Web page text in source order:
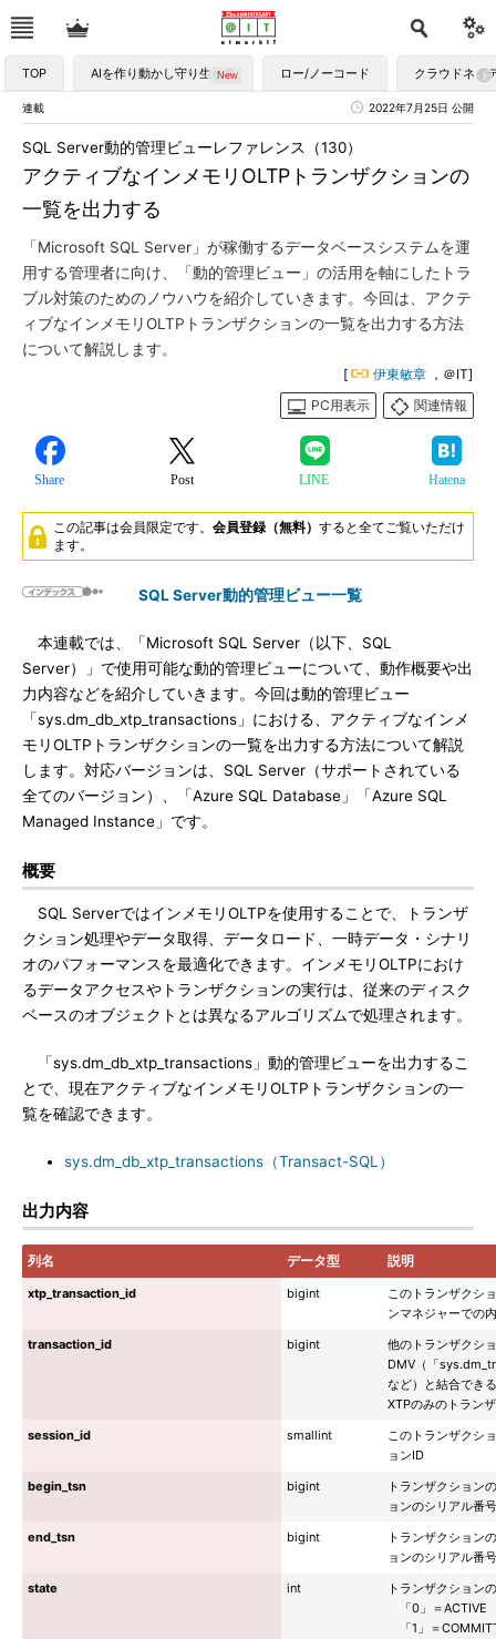
TOP AIを作り動かし守り生かす ロー/ノーコード クラウドネイ
連載 2022年7月25日 公開
アクティブなインメモリOLTPトランザクションの
一覧を出力する
SQL Server動的管理ビューレファレンス（130）
「Microsoft SQL Server」が稼働するデータベースシステムを運
用する管理者に向け、「動的管理ビュー」の活用を軸にしたトラ
ブル対策のためのノウハウを紹介していきます。今回は、アクテ
ィブなインメモリOLTPトランザクションの一覧を出力する方法
について解説します。
[ 伊東敏章 ，＠IT]
PC用表示
関連情報
Share Post LINE Hatena
この記事は会員限定です。 会員登録（無料） すると全てご覧いただけ
ます。
SQL Server動的管理ビュー一覧
本連載では、「Microsoft SQL Server（以下、SQL
Server）」で使用可能な動的管理ビューについて、動作概要や出
力内容などを紹介していきます。今回は動的管理ビュー
「sys.dm_db_xtp_transactions」における、アクティブなインメ
モリOLTPトランザクションの一覧を出力する方法について解説
します。対応バージョンは、SQL Server（サポートされている
全てのバージョン）、「Azure SQL Database」「Azure SQL
Managed Instance」です。
概要
SQL ServerではインメモリOLTPを使用することで、トランザ
クション処理やデータ取得、データロード、一時データ・シナリ
オのパフォーマンスを最適化できます。インメモリOLTPにおけ
るデータアクセスやトランザクションの実行は、従来のディスク
ベースのオブジェクトとは異なるアルゴリズムで処理されます。
「sys.dm_db_xtp_transactions」動的管理ビューを出力するこ
とで、現在アクティブなインメモリOLTPトランザクションの一
覧を確認できます。
sys.dm_db_xtp_transactions（Transact-SQL）
出力内容
列名 データ型 説明
xtp_transaction_id bigint
このトランザクシ
ンマネジャーでの
transaction_id
bigint
他のトランザクシ
DMV（「
など）と結合でき
XTPのみのトラン
session_id
smallint
このトランザクシ
ョンID
begin_tsn
bigint
トランザクション
ョンのシリアル番
end_tsn
bigint
トランザクション
ョンのシリアル番
state
int
トランザクション
「0」＝ACTIVE
「1」＝